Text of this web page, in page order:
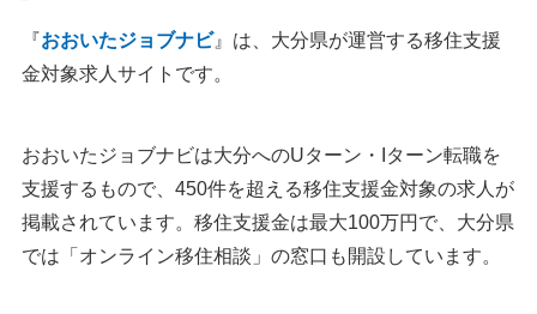
『おおいたジョブナビ』は、大分県が運営する移住支援
金対象求人サイトです。
おおいたジョブナビは大分へのUターン・Iターン転職を
支援するもので、450件を超える移住支援金対象の求人が
掲載されています。移住支援金は最大100万円で、大分県
では「オンライン移住相談」の窓口も開設しています。